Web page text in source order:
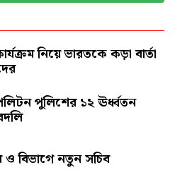
ফল প্রকাশের তারিখ ঘোষণা
নিয়ে ভারতকে কড়া বার্তা
পুলিশের ১২ ঊর্ধ্বতন
ও বিভাগে নতুন সচিব